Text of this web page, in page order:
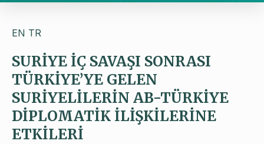
EN TR
SURİYE İÇ SAVAŞI SONRASI
TÜRKİYE’YE GELEN
SURİYELİLERİN AB-TÜRKİYE
DİPLOMATİK İLİŞKİLERİNE
ETKİLERİ